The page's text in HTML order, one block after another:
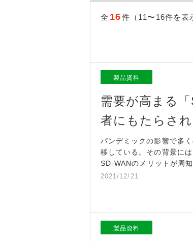
全 16件（11〜16件を表
製品資料
需要が高まる
者にもたらさ
パンデミックの影響で多
移している。その背景に
SD-WANのメリットが周
2021/12/21
製品資料